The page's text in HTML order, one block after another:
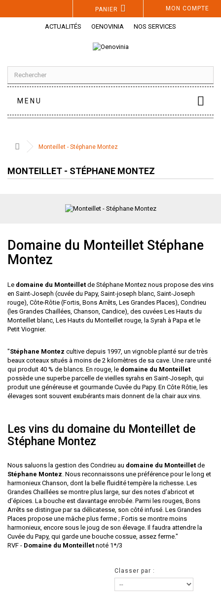
MON COMPTE
PANIER
ACTUALITÉS OENOVINIA NOS SERVICES
MENU
Monteillet - Stéphane Montez
MONTEILLET - STÉPHANE MONTEZ
Domaine du Monteillet Stéphane
Montez
Le domaine du Monteillet de Stéphane Montez nous propose des vins
en Saint-Joseph (cuvée du Papy, Saint-joseph blanc, Saint-Joseph
rouge), Côte-Rôtie (Fortis, Bons Arrêts, Les Grandes Places), Condrieu
(les Grandes Chaillées, Chanson, Candice), des cuvées Les Hauts du
Monteillet blanc, Les Hauts du Monteillet rouge, la Syrah à Papa et le
Petit Viognier.
"Stéphane Montez cultive depuis 1997, un vignoble planté sur de très
beaux coteaux situés à moins de 2 kilomètres de sa cave. Une rare unité
qui produit 40 % de blancs. En rouge, le domaine du Monteillet
possède une superbe parcelle de vieilles syrahs en Saint-Joseph, qui
produit une généreuse et gourmande Cuvée du Papy. En Côte Rôtie, les
élevages sont souvent exubérants mais donnent de la chair aux vins.
Les vins du domaine du Monteillet de
Stéphane Montez
Nous saluons la gestion des Condrieu au domaine du Monteillet de
Stéphane Montez . Nous reconnaissons une préférence pour le long et
harmonieux Chanson, dont la belle fluidité tempère la richesse. Les
Grandes Chaillées se montre plus large, sur des notes d’abricot et
d’épices. La bouche est davantage enrobée. Parmi les rouges, Bons
Arrêts se distingue par sa délicatesse, son côté infusé. Les Grandes
Places propose une mâche plus ferme ; Fortis se montre moins
harmonieux, encore sous le joug de son élevage. Il faudra attendre la
Cuvée du Papy, qui garde une bouche cossue, assez ferme."
RVF - Domaine du Monteillet noté 1*/3
Classer par :